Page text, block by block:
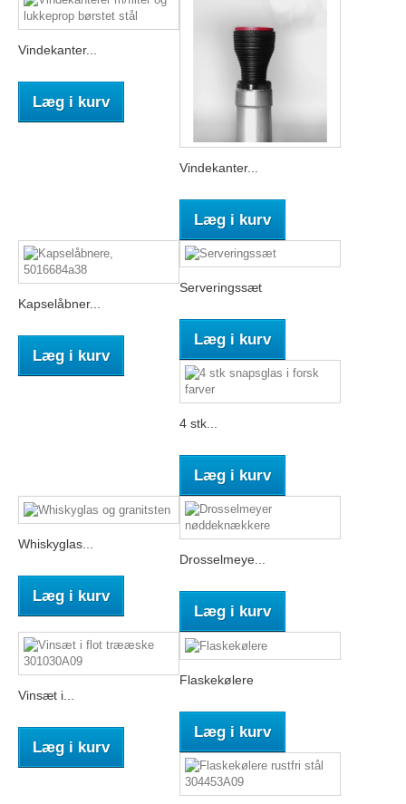
Vindekanter...
Læg i kurv
Vindekanter...
Læg i kurv
Kapselåbner...
Læg i kurv
Serveringssæt
Læg i kurv
4 stk...
Læg i kurv
Whiskyglas...
Læg i kurv
Drosselmeye...
Læg i kurv
Vinsæt i...
Læg i kurv
Flaskekølere
Læg i kurv